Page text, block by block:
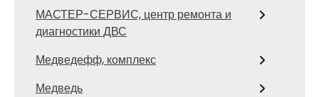
МАСТЕР-СЕРВИС, центр ремонта и
диагностики ДВС
Медведефф, комплекс
Медведь